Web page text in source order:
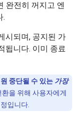
완전히 꺼지고 엔
.
시되며, 공지된 가
됩니다. 이미 종료
중단될 수 있는 가장
을 위해 사용자에게
입니다.